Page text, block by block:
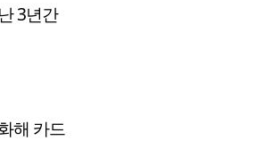
3년간
해 카드